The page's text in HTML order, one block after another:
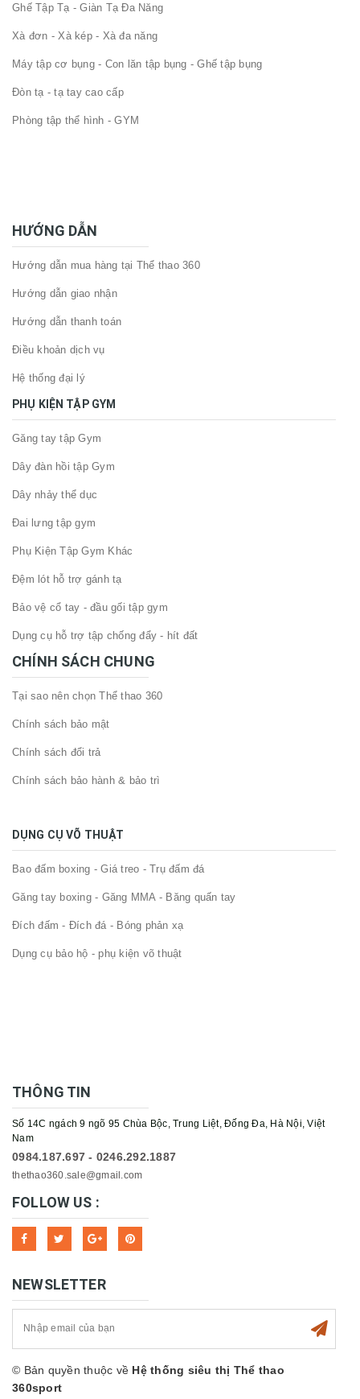
Ghế Tập Tạ - Giàn Tạ Đa Năng
Xà đơn - Xà kép - Xà đa năng
Máy tập cơ bụng - Con lăn tập bụng - Ghế tập bụng
Đòn tạ - tạ tay cao cấp
Phòng tập thể hình - GYM
HƯỚNG DẪN
Hướng dẫn mua hàng tại Thể thao 360
Hướng dẫn giao nhận
Hướng dẫn thanh toán
Điều khoản dịch vụ
Hệ thống đại lý
PHỤ KIỆN TẬP GYM
Găng tay tập Gym
Dây đàn hồi tập Gym
Dây nhảy thể dục
Đai lưng tập gym
Phụ Kiện Tập Gym Khác
Đệm lót hỗ trợ gánh tạ
Bảo vệ cổ tay - đầu gối tập gym
Dụng cụ hỗ trợ tập chống đẩy - hít đất
CHÍNH SÁCH CHUNG
Tại sao nên chọn Thể thao 360
Chính sách bảo mật
Chính sách đổi trả
Chính sách bảo hành & bảo trì
DỤNG CỤ VÕ THUẬT
Bao đấm boxing - Giá treo - Trụ đấm đá
Găng tay boxing - Găng MMA - Băng quấn tay
Đích đấm - Đích đá - Bóng phản xạ
Dụng cụ bảo hộ - phụ kiện võ thuật
THÔNG TIN
Số 14C ngách 9 ngõ 95 Chùa Bộc, Trung Liệt, Đống Đa, Hà Nội, Việt
Nam
0984.187.697 - 0246.292.1887
thethao360.sale@gmail.com
FOLLOW US :
NEWSLETTER
© Bản quyền thuộc về Hệ thống siêu thị Thể thao
360sport